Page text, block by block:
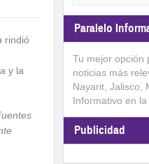
rindió
y la
Paralelo
Tu mejor opción
noticias más
Nayarit, Jalisco,
Informativo en
Publicidad